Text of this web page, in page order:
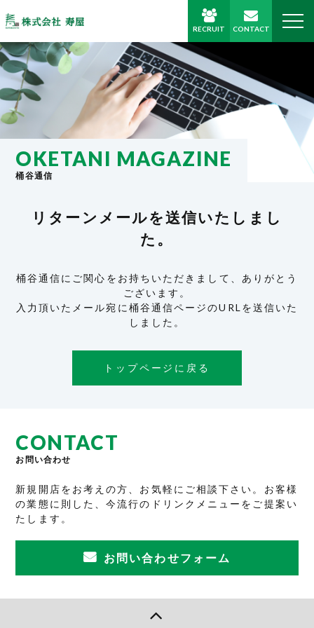
RECRUIT CONTACT
OKETANI MAGAZINE
桶谷通信
リターンメールを送信いたしまし
た。
桶谷通信にご関心をお持ちいただきまして、ありがとう
ございます。
入力頂いたメール宛に桶谷通信ページのURLを送信いた
しました。
トップページに戻る
CONTACT
お問い合わせ
新規開店をお考えの方、お気軽にご相談下さい。お客様
の業態に則した、今流行のドリンクメニューをご提案い
たします。
お問い合わせフォーム